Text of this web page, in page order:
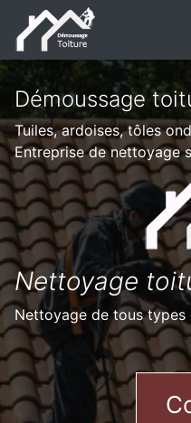
Démoussage
Tuiles, ardoises, tôles
Entreprise de nettoyage
Nettoyage
Nettoyage de tous